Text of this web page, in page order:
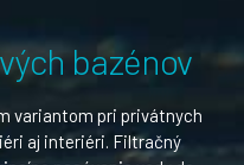
bazénov
variantom pri privátnych
aj interiéri. Filtračný